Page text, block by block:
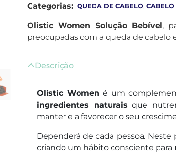
Categorias: QUEDA DE CABELO, CABELO
Olistic Women Solução Bebível,
preocupadas com a queda de cabelo
Descrição
Olistic Women é um
ingredientes naturais que
manter e a favorecer o seu
Dependerá de cada pessoa. Neste
criando um hábito consciente para